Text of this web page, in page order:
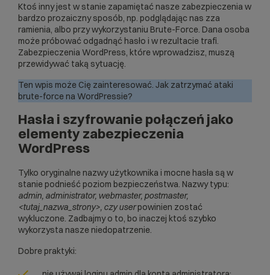
Ktoś inny jest w stanie zapamiętać nasze zabezpieczenia w
bardzo prozaiczny sposób, np. podglądając nas zza
ramienia, albo przy wykorzystaniu Brute-Force. Dana osoba
może próbować odgadnąć hasło i w rezultacie trafi.
Zabezpieczenia WordPress, które wprowadzisz, muszą
przewidywać taką sytuację.
Ten wpis może Cię zainteresować. Jak zatrzymać ataki
brute-force na WordPressie?
Hasła i szyfrowanie połączeń jako
elementy zabezpieczenia
WordPress
Tylko oryginalne nazwy użytkownika i mocne hasła są w
stanie podnieść poziom bezpieczeństwa. Nazwy typu:
admin, administrator, webmaster, postmaster,
<tutaj_nazwa_strony>, czy userpowinien zostać
wykluczone. Zadbajmy o to, bo inaczej ktoś szybko
wykorzysta nasze niedopatrzenie.
Dobre praktyki: